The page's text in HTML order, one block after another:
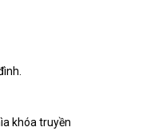
khóa truyền